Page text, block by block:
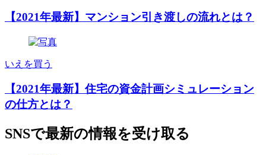
【2021年最新】マンション引き渡しの流れとは？
いえを買う
【2021年最新】住宅の資金計画シミュレーション
の仕方とは？
SNSで最新の情報を受け取る